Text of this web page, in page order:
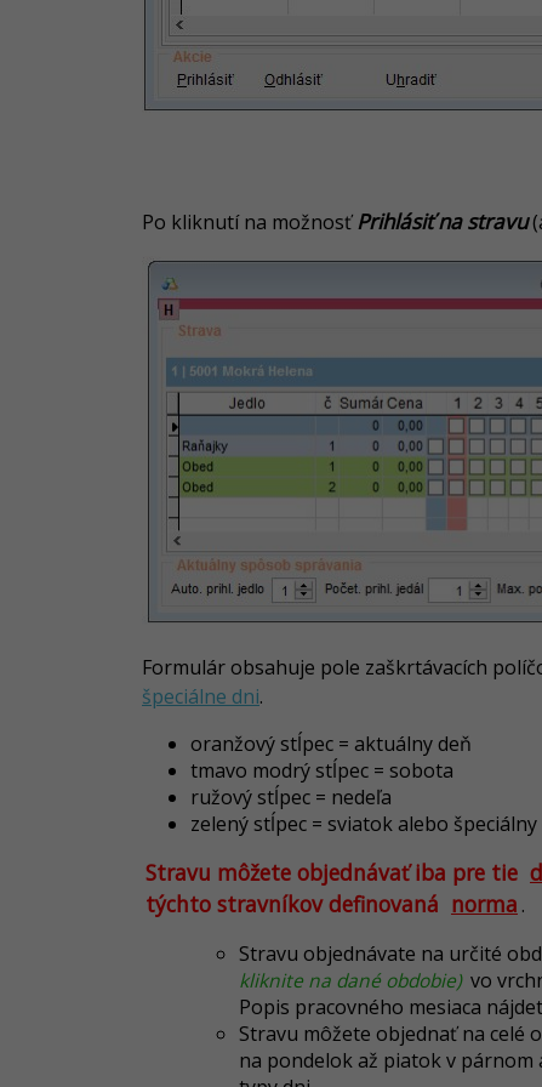
Po kliknutí na možnosťPrihlásiť na stravu
Formulár obsahuje pole zaškrtávacích
špeciálne dni.
oranžový stĺpec = aktuálny deň
tmavo modrý stĺpec = sobota
ružový stĺpec = nedeľa
zelený stĺpec = sviatok alebo špeciálny
Stravu môžete objednávať iba pre tie
týchto stravníkov definovaná norma .
Stravu objednávate na určité
kliknite na dané obdobie) vo
Popis pracovného mesiaca
Stravu môžete objednať na celé
na pondelok až piatok v